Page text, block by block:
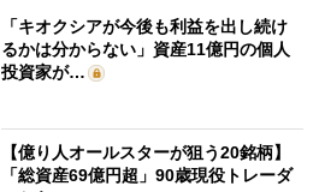
「キオクシアが今後も利益を出し続け
るかは分からない」資産11億円の個人
投資家が…
【億り人オールスターが狙う20銘柄】
「総資産69億円超」90歳現役トレーダ